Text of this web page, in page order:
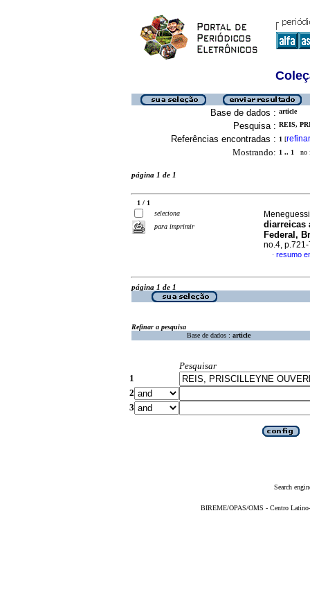
Base de dados : article
Pesquisa : REIS,
Referências encontradas : 1 [refinar
Mostrando: 1 .. 1 no
página 1 de 1
1 / 1
seleciona
para imprimir
diarreicas
Federal,
no.4,
· resumo
página 1 de 1
Refinar a pesquisa
Base de dados : article
Pesquisar
1
2
3
Search
BIREME/OPAS/OMS - Centro Latino-